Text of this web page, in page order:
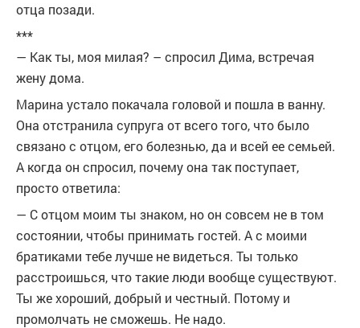
отца позади.
***
— Как ты, моя милая? – спросил Дима, встречая
жену дома.
Марина устало покачала головой и пошла в ванну.
Она отстранила супруга от всего того, что было
связано с отцом, его болезнью, да и всей ее семьей.
А когда он спросил, почему она так поступает,
просто ответила:
— С отцом моим ты знаком, но он совсем не в том
состоянии, чтобы принимать гостей. А с моими
братиками тебе лучше не видеться. Ты только
расстроишься, что такие люди вообще существуют.
Ты же хороший, добрый и честный. Потому и
промолчать не сможешь. Не надо.